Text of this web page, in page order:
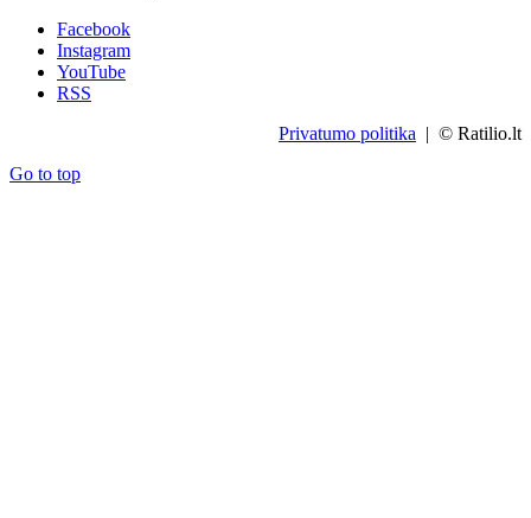
Facebook
Instagram
YouTube
RSS
Privatumo politika | © Ratilio.lt
Go to top